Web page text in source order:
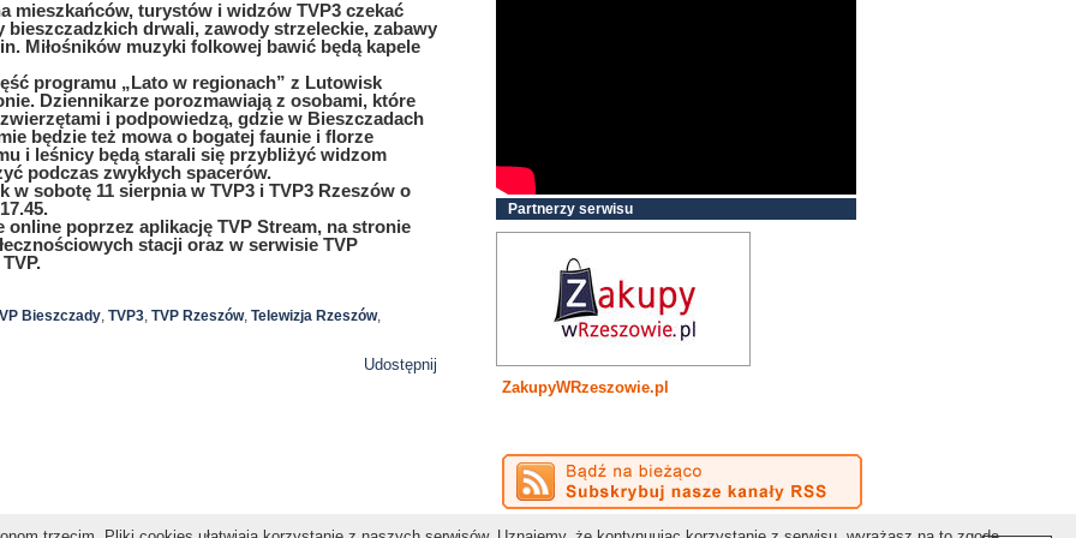
mieszkańców, turystów i widzów TVP3 czekać
drwali, zawody strzeleckie, zabawy
Miłośników muzyki folkowej bawić będą kapele
programu „Lato w regionach” z Lutowisk
Dziennikarze porozmawiają z osobami, które
i podpowiedzą, gdzie w Bieszczadach
będzie też mowa o bogatej faunie i florze
i leśnicy będą starali się przybliżyć widzom
podczas zwykłych spacerów.
sobotę 11 sierpnia w TVP3 i TVP3 Rzeszów o
poprzez aplikację TVP Stream, na stronie
stacji oraz w serwisie TVP
Bieszczady, TVP3, TVP Rzeszów, Telewizja Rzeszów,
Udostępnij
Partnerzy serwisu
ZakupyWRzeszowie.pl